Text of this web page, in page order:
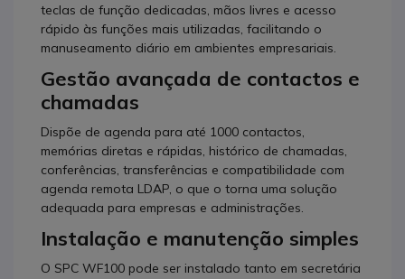
teclas de função dedicadas, mãos livres e acesso
rápido às funções mais utilizadas, facilitando o
manuseamento diário em ambientes empresariais.
Gestão avançada de contactos e
chamadas
Dispõe de agenda para até 1000 contactos,
memórias diretas e rápidas, histórico de chamadas,
conferências, transferências e compatibilidade com
agenda remota LDAP, o que o torna uma solução
adequada para empresas e administrações.
Instalação e manutenção simples
O SPC WF100 pode ser instalado tanto em secretária